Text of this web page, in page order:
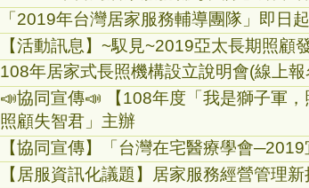
「2019年台灣居家服務輔導團隊」即日
【活動訊息】~馭見~2019亞太長期照顧
108年居家式長照機構設立說明會(線上報
📣協同宣傳📣 【108年度「我是獅子軍
照顧失智君」主辦
【協同宣傳】「台灣在宅醫療學會
【居服資訊化議題】居家服務經營管理